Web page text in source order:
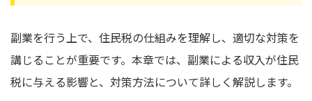
副業を行う上で、住民税の仕組みを理解し、適切な対策を
講じることが重要です。本章では、副業による収入が住民
税に与える影響と、対策方法について詳しく解説します。